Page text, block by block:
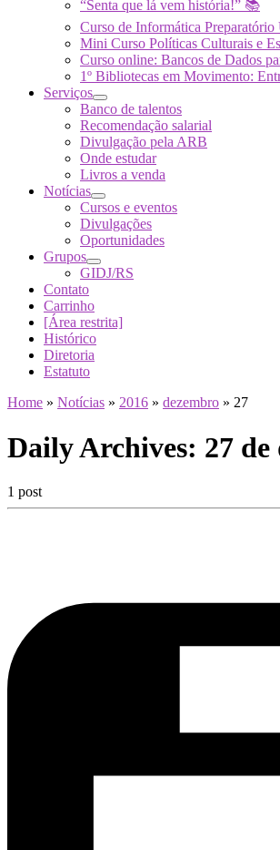
“Senta que lá vem história!” 📚
Curso de Informática Preparatório
Mini Curso Políticas Culturais e
Curso online: Bancos de Dados
1º Bibliotecas em Movimento:
Serviços
Banco de talentos
Recomendação salarial
Divulgação pela ARB
Onde estudar
Livros a venda
Notícias
Cursos e eventos
Divulgações
Oportunidades
Grupos
GIDJ/RS
Contato
Carrinho
[Área restrita]
Histórico
Diretoria
Estatuto
Home » Notícias » 2016 » dezembro » 27
Daily Archives: 27 de
1 post